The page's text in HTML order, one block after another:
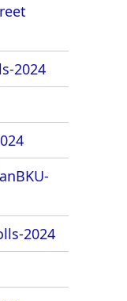
2024
2024